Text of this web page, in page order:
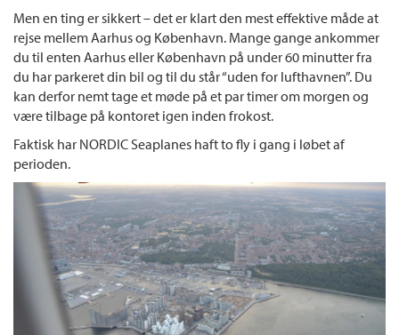
Men en ting er sikkert – det er klart den mest effektive måde at
rejse mellem Aarhus og København. Mange gange ankommer
du til enten Aarhus eller København på under 60 minutter fra
du har parkeret din bil og til du står “uden for lufthavnen”. Du
kan derfor nemt tage et møde på et par timer om morgen og
være tilbage på kontoret igen inden frokost.
Faktisk har NORDIC Seaplanes haft to fly i gang i løbet af
perioden.